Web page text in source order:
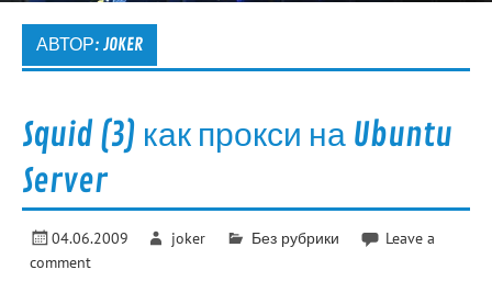
АВТОР: JOKER
Squid (3) как прокси на Ubuntu
Server
04.06.2009 joker Без рубрики
Leave a
comment